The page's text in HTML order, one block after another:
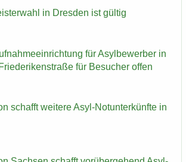
in Dres­den ist gül­tig
für Asyl­be­wer­ber in
für Be­su­cher offen
schafft wei­te­re Asyl-​Notunterkünfte in